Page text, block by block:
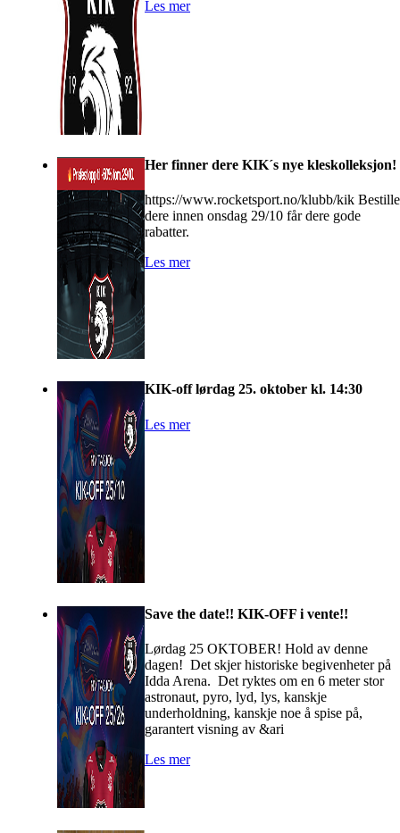
Les mer
Her finner dere KIK´s nye kleskolleksjon!
https://www.rocketsport.no/klubb/kik
dere innen onsdag 29/10 får dere gode
rabatter.
Les mer
KIK-off lørdag 25. oktober kl. 14:30
Les mer
Save the date!! KIK-OFF i vente!!
Lørdag 25 OKTOBER! Hold av denne
dagen! Det skjer historiske begivenheter på
Idda Arena. Det ryktes om en 6 meter stor
astronaut, pyro, lyd, lys, kanskje
underholdning, kanskje noe å spise på,
garantert visning av &ari
Les mer